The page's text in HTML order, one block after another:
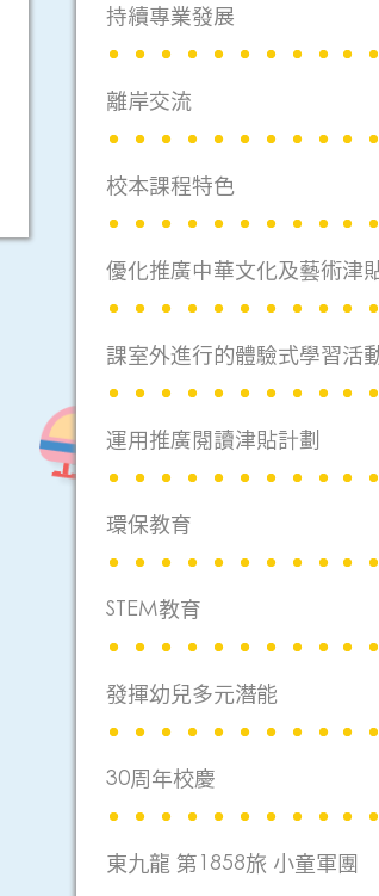
持續專業發展
離岸交流
校本課程特色
優化推廣中華文化及藝術津
課室外進行的體驗式學習活
運用推廣閱讀津貼計劃
環保教育
STEM教育
發揮幼兒多元潛能
30周年校慶
東九龍 第1858旅 小童軍團